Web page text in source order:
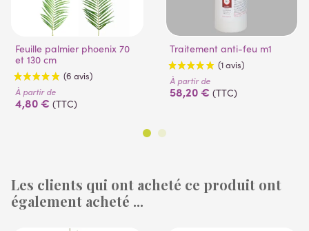
Feuille palmier phoenix 70
et 130 cm
(6 avis)
À partir de
4,80 € (TTC)
Traitement anti-feu m1
À partir de
58,20 € (TTC)
Les clients qui ont acheté ce produit ont
également acheté ...